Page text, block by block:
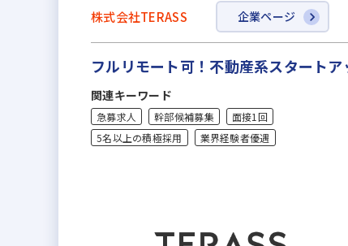
株式会社TERASS 企業ページ
フルリモート可！不動産系スタート
関連キーワード
急募求人 幹部候補募集
面接1回
5名以上の積極採用
業界経験者優遇